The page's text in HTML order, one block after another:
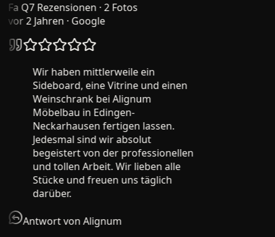
Fa Q7 Rezensionen · 2 Fotos
vor 2 Jahren· Google
Wir haben mittlerweile ein
Sideboard, eine Vitrine und einen
Weinschrank bei Alignum
Möbelbau in Edingen-
Neckarhausen fertigen lassen.
Jedesmal sind wir absolut
begeistert von der professionellen
und tollen Arbeit. Wir lieben alle
Stücke und freuen uns täglich
darüber.
Antwort von Alignum